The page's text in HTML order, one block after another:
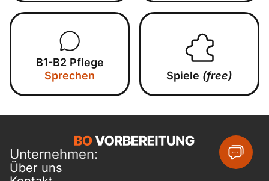
B1-B2 Pflege
Sprechen
Spiele (free)
Unternehmen:
Über uns